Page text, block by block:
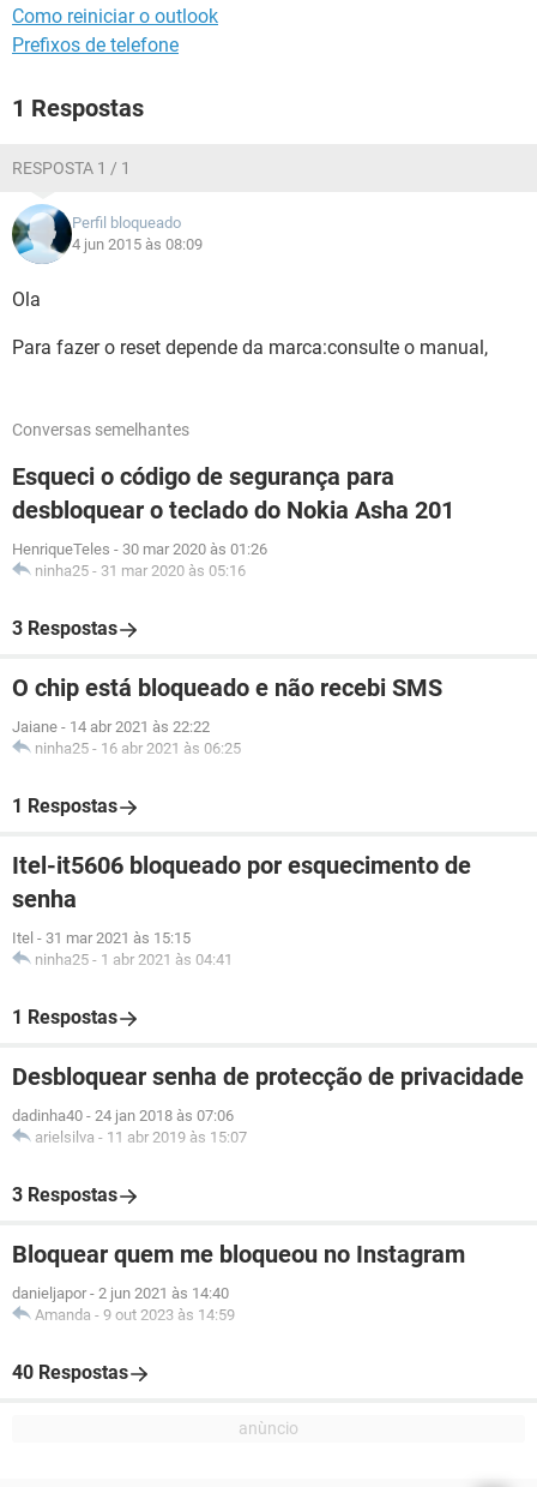
Como reiniciar o outlook
Prefixos de telefone
1 Respostas
RESPOSTA 1 / 1
Perfil bloqueado
4 jun 2015 às 08:09
Ola
Para fazer o reset depende da marca:consulte o manual,
Conversas semelhantes
Esqueci o código de segurança para
desbloquear o teclado do Nokia Asha 201
HenriqueTeles - 30 mar 2020 às 01:26
ninha25 - 31 mar 2020 às 05:16
3 Respostas
O chip está bloqueado e não recebi SMS
Jaiane - 14 abr 2021 às 22:22
ninha25 - 16 abr 2021 às 06:25
1 Respostas
Itel-it5606 bloqueado por esquecimento de
senha
Itel - 31 mar 2021 às 15:15
ninha25 - 1 abr 2021 às 04:41
1 Respostas
Desbloquear senha de protecção de privacidade
dadinha40 - 24 jan 2018 às 07:06
arielsilva - 11 abr 2019 às 15:07
3 Respostas
Bloquear quem me bloqueou no Instagram
danieljapor - 2 jun 2021 às 14:40
Amanda - 9 out 2023 às 14:59
40 Respostas